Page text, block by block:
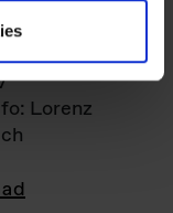
Lorenz